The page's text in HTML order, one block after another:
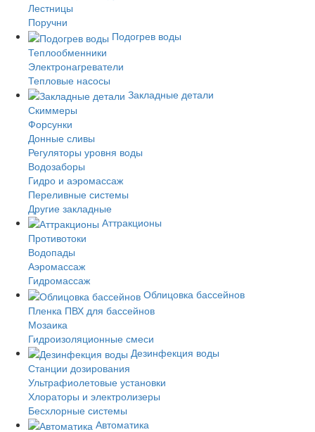
Лестницы
Поручни
Подогрев воды
Теплообменники
Электронагреватели
Тепловые насосы
Закладные детали
Скиммеры
Форсунки
Донные сливы
Регуляторы уровня воды
Водозаборы
Гидро и аэромассаж
Переливные системы
Другие закладные
Аттракционы
Противотоки
Водопады
Аэромассаж
Гидромассаж
Облицовка бассейнов
Пленка ПВХ для бассейнов
Мозаика
Гидроизоляционные смеси
Дезинфекция воды
Станции дозирования
Ультрафиолетовые установки
Хлораторы и электролизеры
Бесхлорные системы
Автоматика